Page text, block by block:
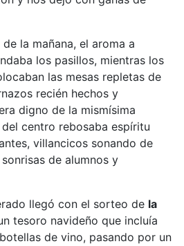
la mañana, el aroma a
los pasillos, mientras los
las mesas repletas de
recién hechos y
digno de la mismísima
centro rebosaba espíritu
villancicos sonando de
de alumnos y
llegó con el sorteo de la
tesoro navideño que incluía
de vino, pasando por un